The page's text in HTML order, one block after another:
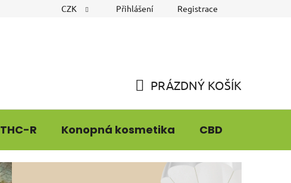
CZK Přihlášení Registrace
KOŠÍK
PRÁZDNÝ KOŠÍK
THC-R Konopná kosmetika CBD